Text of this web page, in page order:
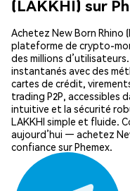
(LAKKHI) sur
Achetez New Born Rhino
plateforme de crypto-
des millions
instantanés avec des
cartes de crédit,
trading P2P, accessibles
intuitive et la sécurité
LAKKHI simple et fluide.
aujourd’hui — achetez
confiance sur Phemex.